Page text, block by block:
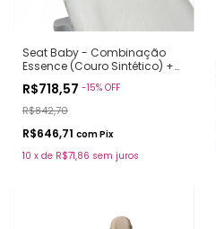
Seat Baby - Combinação
Essence (Couro Sintético) +
R$718,57 -15% OFF
R$842,70
R$646,71 comPix
10 x de R$71,86 sem juros